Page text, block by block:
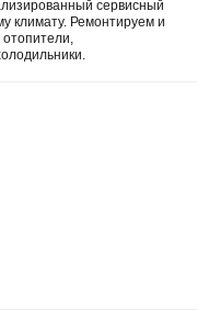
сервисный
климату. Ремонтируем и